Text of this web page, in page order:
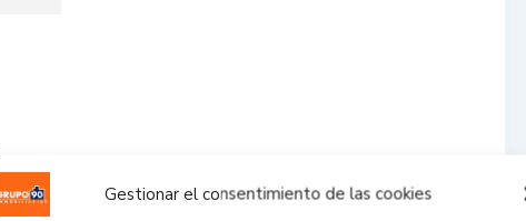
Gestionar el consentimiento de las cookies